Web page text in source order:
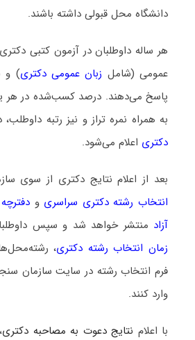
دانشگاه محل قبولی داشته باشند.
هر ساله داوطلبان در آزمون کتبی
عمومی (شامل زبان عمومی دکتری) و
پاسخ می‌دهند. درصد کسب‌شده در هر
به همراه نمره تراز و نیز رتبه داوطلب،
دکتری اعلام می‌شود.
بعد از اعلام نتایج دکتری از سوی
انتخاب رشته دکتری سراسری و
آزاد منتشر خواهد شد و سپس
زمان انتخاب رشته دکتری،
فرم انتخاب رشته در سایت سازمان
وارد کنند.
با اعلام نتایج دعوت به مصاحبه دکتری